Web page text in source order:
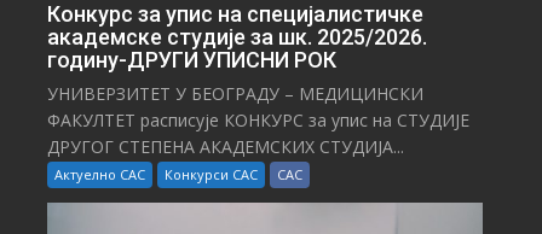
Конкурс за упис на специјалистичке
академске студије за шк. 2025/2026.
годину-ДРУГИ УПИСНИ РОК
УНИВЕРЗИТЕТ У БЕОГРАДУ – МЕДИЦИНСКИ
ФАКУЛТЕТ расписује КОНКУРС за упис на СТУДИЈЕ
ДРУГОГ СТЕПЕНА АКАДЕМСКИХ СТУДИЈА...
Актуелно САС Конкурси САС САС